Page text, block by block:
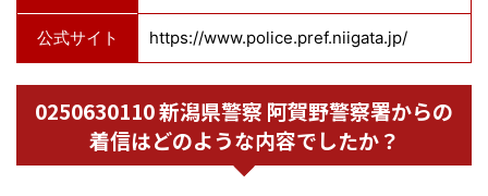
公式サイト https://www.police.pref.niigata.jp/
0250630110 新潟県警察 阿賀野警察署からの
着信はどのような内容でしたか？